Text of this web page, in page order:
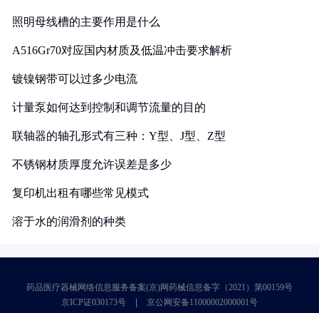
照明母线槽的主要作用是什么
A516Gr70对应国内材质及低温冲击要求解析
镀镍钢带可以过多少电流
计量泵如何达到控制和调节流量的目的
联轴器的轴孔形式有三种：Y型、J型、Z型
不锈钢材质厚度允许误差是多少
复印机出租有哪些常见模式
溶于水的润滑剂的种类
药品医疗器械网络信息服务备案(京)网药械信息备字（2021）第00159号
京ICP证030173号
京公网安备11000002000001号